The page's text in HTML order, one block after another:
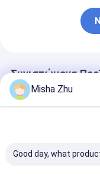
Συνιστώμενα
Misha Zhu
Good day, what